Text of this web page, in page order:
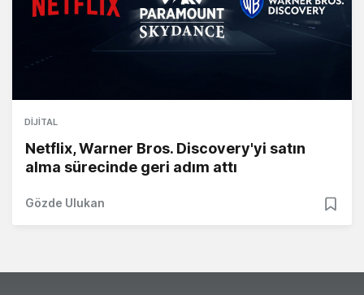
DIJITAL
Netflix, Warner Bros. Discovery'yi satın
alma sürecinde geri adım attı
Gözde Ulukan